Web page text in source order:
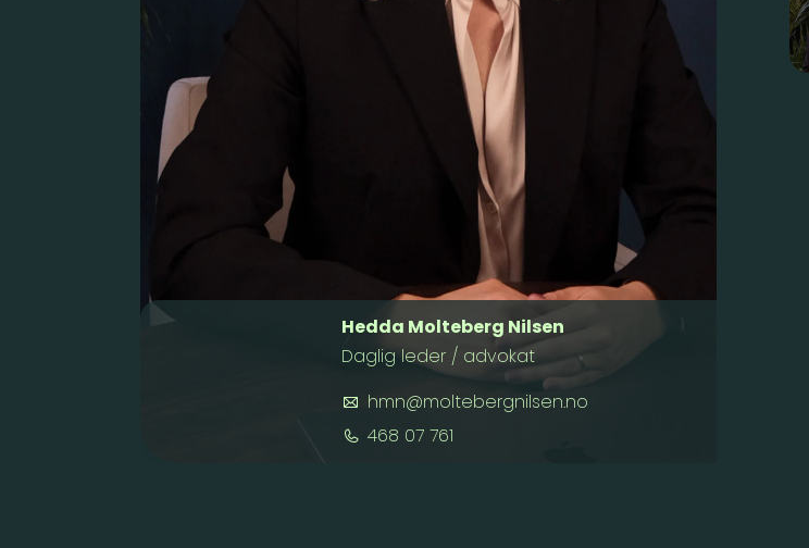
Hedda Molteberg Nilsen
Daglig leder / advokat
hmn@moltebergnilsen.no
468 07 761